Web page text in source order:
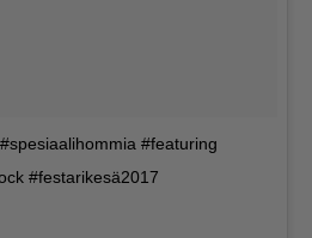
#featuring
#festarikesä2017